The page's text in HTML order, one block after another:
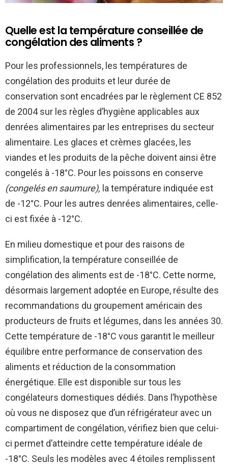
Quelle est la température conseillée de
congélation des aliments ?
Pour les professionnels, les températures de
congélation des produits et leur durée de
conservation sont encadrées par le règlement CE 852
de 2004 sur les règles d’hygiène applicables aux
denrées alimentaires par les entreprises du secteur
alimentaire. Les glaces et crèmes glacées, les
viandes et les produits de la pêche doivent ainsi être
congelés à -18°C. Pour les poissons en conserve
(congelés en saumure), la température indiquée est
de -12°C. Pour les autres denrées alimentaires, celle-
ci est fixée à -12°C.
En milieu domestique et pour des raisons de
simplification, la température conseillée de
congélation des aliments est de -18°C. Cette norme,
désormais largement adoptée en Europe, résulte des
recommandations du groupement américain des
producteurs de fruits et légumes, dans les années 30.
Cette température de -18°C vous garantit le meilleur
équilibre entre performance de conservation des
aliments et réduction de la consommation
énergétique. Elle est disponible sur tous les
congélateurs domestiques dédiés. Dans l’hypothèse
où vous ne disposez que d’un réfrigérateur avec un
compartiment de congélation, vérifiez bien que celui-
ci permet d’atteindre cette température idéale de
-18°C. Seuls les modèles avec 4 étoiles remplissent